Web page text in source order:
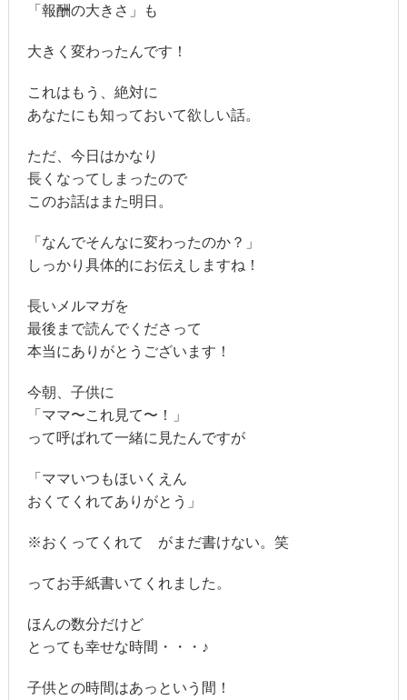
「報酬の大きさ」も
大きく変わったんです！
これはもう、絶対に
あなたにも知っておいて欲しい話。
ただ、今日はかなり
長くなってしまったので
このお話はまた明日。
「なんでそんなに変わったのか？」
しっかり具体的にお伝えしますね！
長いメルマガを
最後まで読んでくださって
本当にありがとうございます！
今朝、子供に
「ママ〜これ見て〜！」
って呼ばれて一緒に見たんですが
「ママいつもほいくえん
おくてくれてありがとう」
※おくってくれて がまだ書けない。笑
ってお手紙書いてくれました。
ほんの数分だけど
とっても幸せな時間・・・♪
子供との時間はあっという間！